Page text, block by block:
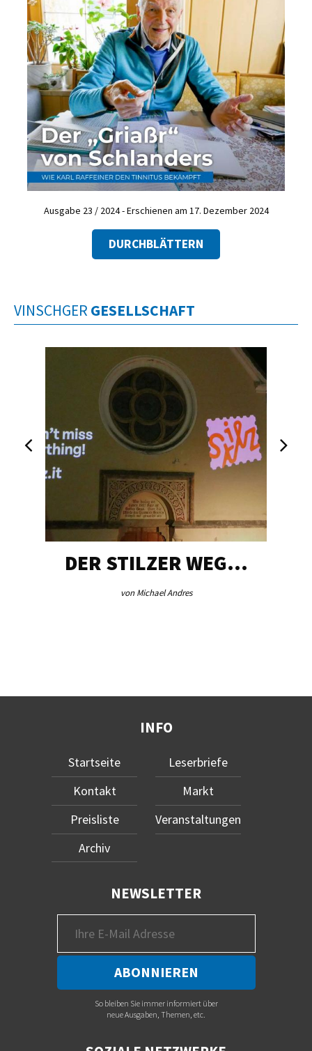
Ausgabe 23 / 2024 - Erschienen am 17. Dezember 2024
DURCHBLÄTTERN
VINSCHGER GESELLSCHAFT
DER STILZER WEG…
von Michael Andres
INFO
Startseite
Kontakt
Preisliste
Archiv
Leserbriefe
Markt
Veranstaltungen
NEWSLETTER
So bleiben Sie immer informiert über
neue Ausgaben, Themen, etc.